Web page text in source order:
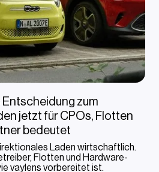
zum
jetzt für CPOs, Flotten
bedeutet
Laden wirtschaftlich.
Flotten und Hardware-
vaylens vorbereitet ist.